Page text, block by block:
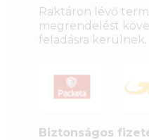
Raktáron lévő
megrendelést
feladásra kerülnek.
Biztonságos